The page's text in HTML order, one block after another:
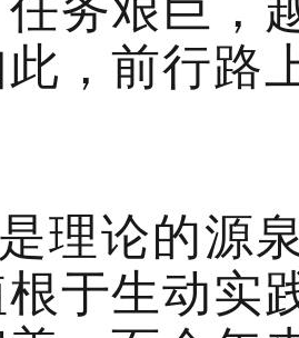
，前行路
理论的源
于生动实